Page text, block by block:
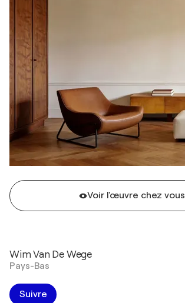
Voir l'œuvre chez vous
Wim Van De Wege
Pays-Bas
Suivre